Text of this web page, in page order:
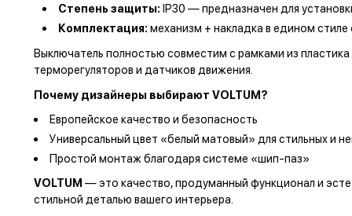
Степень защиты: IP30 — предназначен для
Комплектация: механизм + накладка в едином стиле
Выключатель полностью совместим с рамками из
терморегуляторов и датчиков движения.
Почему дизайнеры выбирают VOLTUM?
Европейское качество и безопасность
Универсальный цвет «белый матовый» для стильных и
Простой монтаж благодаря системе «шип-паз»
VOLTUM — это качество, продуманный функционал и
стильной деталью вашего интерьера.